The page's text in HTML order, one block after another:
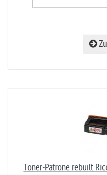
Toner-Patrone rebuilt